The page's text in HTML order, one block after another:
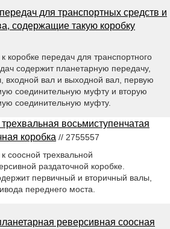
для транспортных средств и
содержащие такую коробку
коробке передач для транспортного
содержит планетарную передачу,
входной вал и выходной вал, первую
соединительную муфту и вторую
соединительную муфту.
восьмиступенчатая
коробка // 2755557
соосной трехвальной
раздаточной коробке.
первичный и вторичный валы,
переднего моста.
реверсивная соосная